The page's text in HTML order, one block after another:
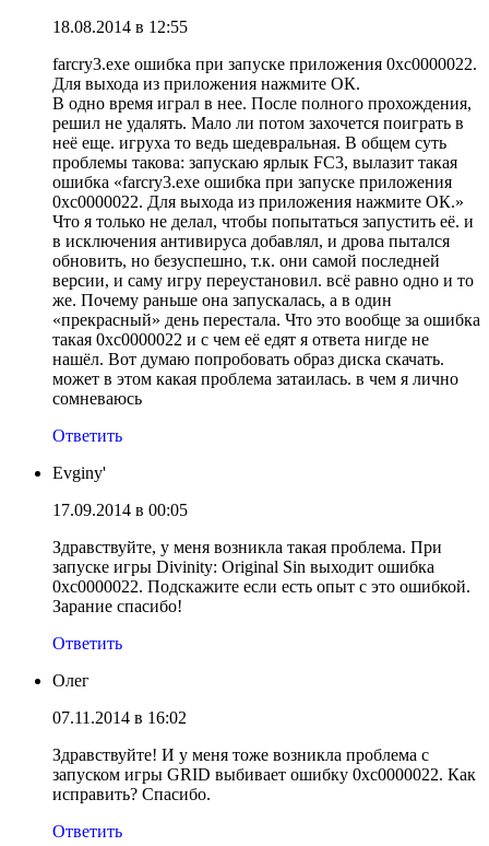
18.08.2014 в 12:55
farcry3.exe ошибка при запуске приложения 0xc0000022.
Для выхода из приложения нажмите ОК.
В одно время играл в нее. После полного прохождения,
решил не удалять. Мало ли потом захочется поиграть в
неё еще. игруха то ведь шедевральная. В общем суть
проблемы такова: запускаю ярлык FC3, вылазит такая
ошибка «farcry3.exe ошибка при запуске приложения
0xc0000022. Для выхода из приложения нажмите ОК.»
Что я только не делал, чтобы попытаться запустить её. и
в исключения антивируса добавлял, и дрова пытался
обновить, но безуспешно, т.к. они самой последней
версии, и саму игру переустановил. всё равно одно и то
же. Почему раньше она запускалась, а в один
«прекрасный» день перестала. Что это вообще за ошибка
такая 0xc0000022 и с чем её едят я ответа нигде не
нашёл. Вот думаю попробовать образ диска скачать.
может в этом какая проблема затаилась. в чем я лично
сомневаюсь
Ответить
Evginy'
17.09.2014 в 00:05
Здравствуйте, у меня возникла такая проблема. При
запуске игры Divinity: Original Sin выходит ошибка
0xc0000022. Подскажите если есть опыт с это ошибкой.
Зарание спасибо!
Ответить
Олег
07.11.2014 в 16:02
Здравствуйте! И у меня тоже возникла проблема с
запуском игры GRID выбивает ошибку 0xc0000022. Как
исправить? Спасибо.
Ответить